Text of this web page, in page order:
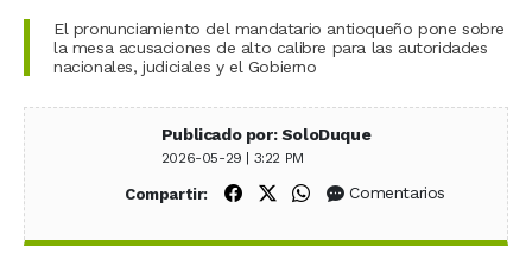
El pronunciamiento del mandatario antioqueño pone sobre
la mesa acusaciones de alto calibre para las autoridades
nacionales, judiciales y el Gobierno
Publicado por: SoloDuque
2026-05-29 | 3:22 PM
Compartir: Compartir en Facebook
Compartir en X (Twitter)
Compartir en WhatsApp
Comentarios